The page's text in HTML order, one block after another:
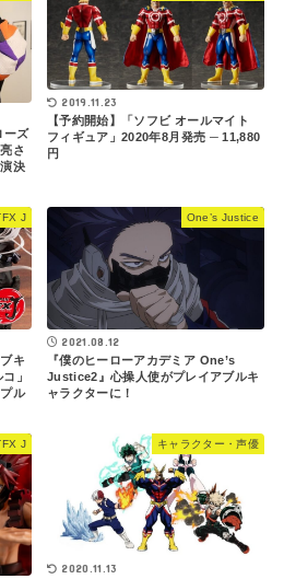
ーズ
さ
決
2019.11.23
【予約開始】「ソフビ オールマイト
フィギュア」2020年8月発売 ─ 11,880
円
J
キ
」
ル
One’s Justice
2021.08.12
『僕のヒーローアカデミア One’s
Justice2』心操人使がプレイアブルキ
ャラクターに！
J キャラクター・声優
2020.11.13